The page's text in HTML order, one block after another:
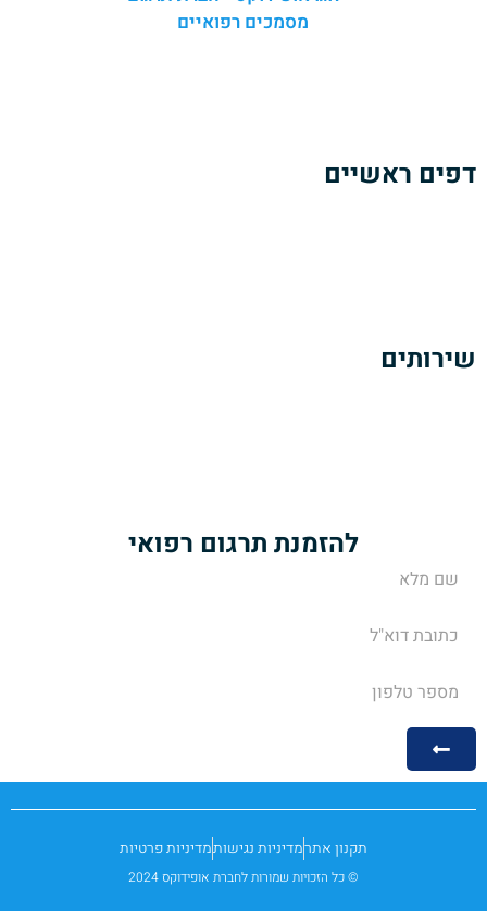
דפים ראשיים
שירותים
להזמנת תרגום רפואי
© כל הזכויות שמורות לחברת אופידוקס 2024
תקנון אתרמדיניות נגישותמדיניות פרטיות